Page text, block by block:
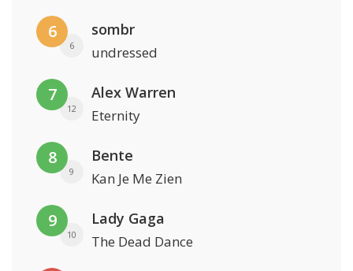
6
6
sombr
undressed
7
12
Alex Warren
Eternity
8
9
Bente
Kan Je Me Zien
9
10
Lady Gaga
The Dead Dance